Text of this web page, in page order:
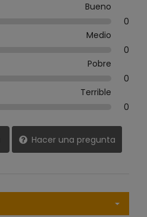
Bueno
0
Medio
0
Pobre
0
Terrible
0
Hacer una pregunta